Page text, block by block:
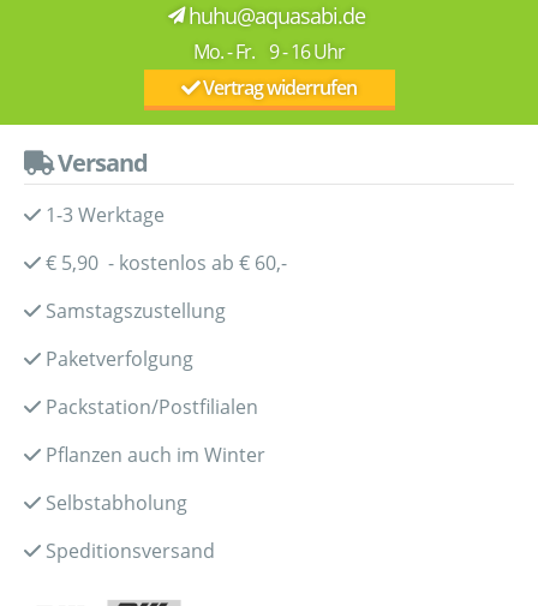
huhu@aquasabi.de
Mo. - Fr. 9 - 16 Uhr
Vertrag widerrufen
Versand
1-3 Werktage
€ 5,90 - kostenlos ab € 60,-
Samstagszustellung
Paketverfolgung
Packstation/Postfilialen
Pflanzen auch im Winter
Selbstabholung
Speditionsversand